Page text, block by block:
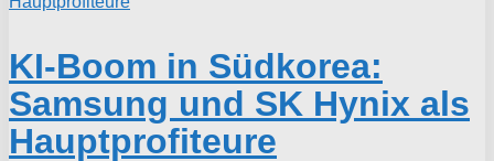
KI-Boom in Südkorea:
Samsung und SK Hynix als
Hauptprofiteure